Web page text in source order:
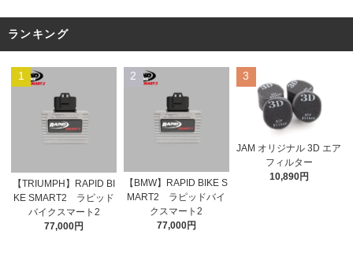
ランキング
1
【TRIUMPH】RAPID BI
KE SMART2 ラピッド
バイクスマート2
77,000円
2
【BMW】RAPID BIKE S
MART2 ラピッドバイ
クスマート2
77,000円
3
JAM オリジナル 3D エア
フィルター
10,890円